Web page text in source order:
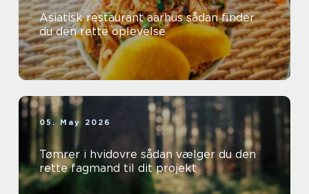
Asiatisk restaurant aarhus sådan finder
du den rette oplevelse
05. May 2026
Tømrer i hvidovre sådan vælger du den
rette fagmand til dit projekt